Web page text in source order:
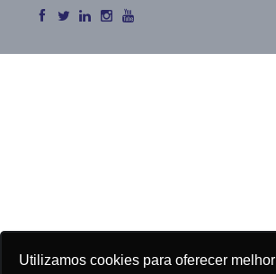
Utilizamos cookies para oferecer melhor